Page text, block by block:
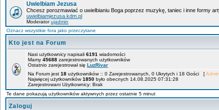
Uwielbiam Jezusa
Chcesz porozmawiać o uwielbianiu Boga poprzez muzykę, taniec i inne formy
uwielbiamjezusa.kdm.pl
Moderatorujadmin
Oznacz wszystkie fora jako przeczytane
Kto jest na Forum
Nasi użytkownicy napisali 6191 wiadomości
Mamy 45688 zarejestrowanych użytkowników
Ostatnio zarejestrował się LuzRivar
Na Forum jest 18 użytkowników :: 0 Zarejestrowanych, 0 Ukrytych i 18 Gości [
Najwięcej użytkowników1850 było obecnych 14.08.2025 07:31:28
Zarejestrowani Użytkownicy: Brak
Te dane pokazują użytkowników aktywnych przez ostatnie 5 minut
Zaloguj